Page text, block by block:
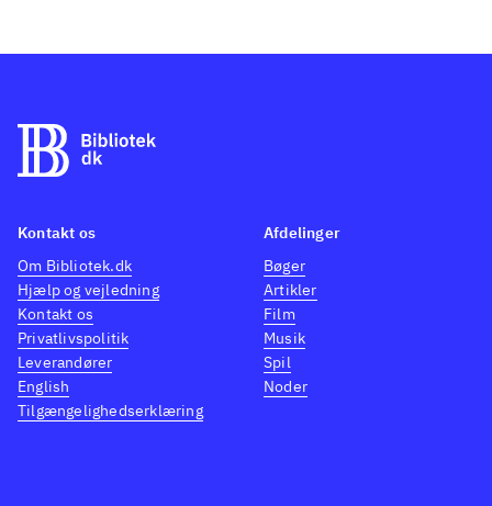
Kontakt os
Om Bibliotek.dk
Hjælp og vejledning
Kontakt os
Privatlivspolitik
Leverandører
English
Tilgængelighedserklæring
Afdelinger
Bøger
Artikler
Film
Musik
Spil
Noder